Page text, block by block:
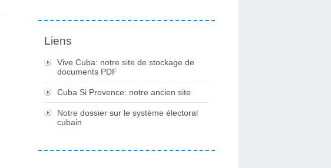
Liens
Vive Cuba: notre site de stockage de
documents PDF
Cuba Si Provence: notre ancien site
Notre dossier sur le système électoral
cubain